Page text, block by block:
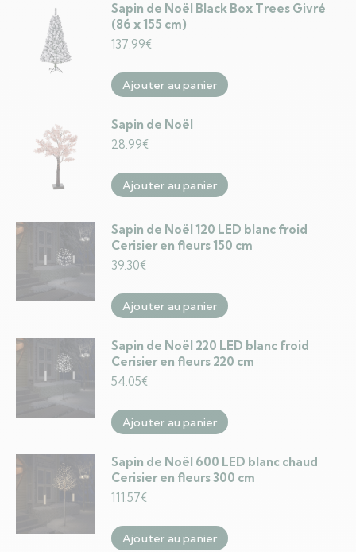
Sapin de Noël Black Box Trees Givré
(86 x 155 cm)
137.99€
Ajouter au panier
Sapin de Noël
28.99€
Ajouter au panier
Sapin de Noël 120 LED blanc froid
Cerisier en fleurs 150 cm
39.30€
Ajouter au panier
Sapin de Noël 220 LED blanc froid
Cerisier en fleurs 220 cm
54.05€
Ajouter au panier
Sapin de Noël 600 LED blanc chaud
Cerisier en fleurs 300 cm
111.57€
Ajouter au panier